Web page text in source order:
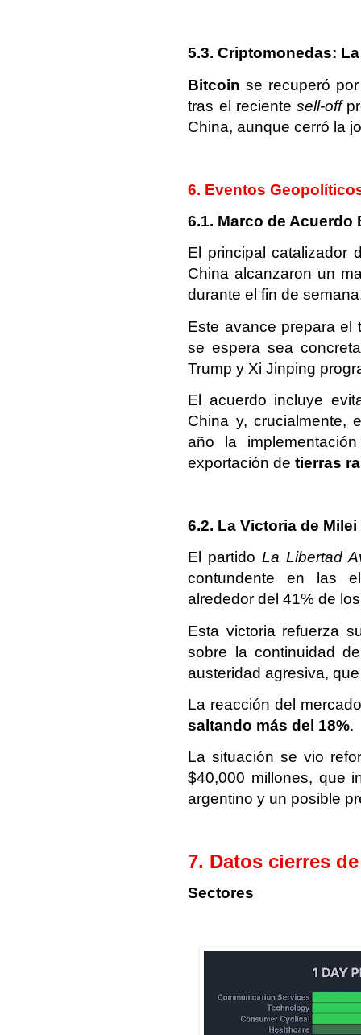
5.3. Criptomonedas:
Bitcoin se recuperó
tras el recientesell-off
China, aunque cerró la
6. Eventos
6.1. Marco de Acuerdo
El principal catalizador
China alcanzaron un
durante el fin de
Este avance prepara el
se espera sea
Trump y Xi Jinping
El acuerdo incluye
China y, crucialmente,
año la
exportación detierras
6.2. La Victoria de
El partidoLa Libertad
contundente en las
alrededor del 41% de
Esta victoria refuerza
sobre la continuidad
austeridad agresiva,
La reacción del
saltando más del 18%.
La situación se vio
$40,000 millones, que
argentino y un posible
7. Datos cierres
Sectores